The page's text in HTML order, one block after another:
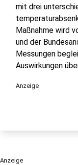
mit drei
Maßnahme wird
und der
Messungen
Auswirkungen
Anzeige
Anzeige